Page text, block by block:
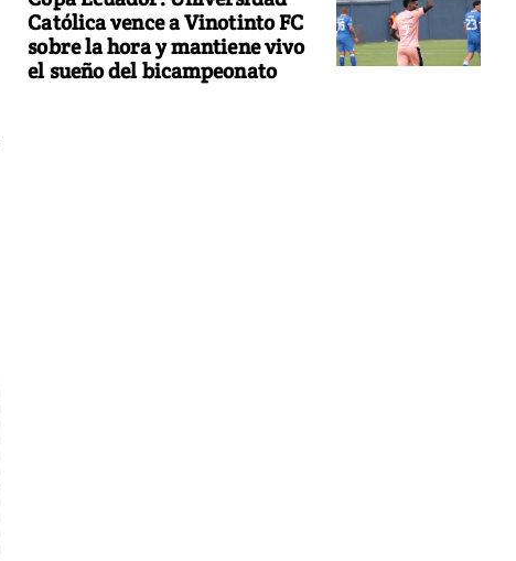
Católica vence a Vinotinto FC
sobre la hora y mantiene vivo
el sueño del bicampeonato